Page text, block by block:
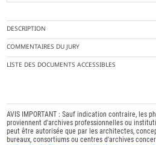
DESCRIPTION
COMMENTAIRES DU JURY
LISTE DES DOCUMENTS ACCESSIBLES
AVIS IMPORTANT : Sauf indication contraire, les
proviennent d'archives professionnelles ou
peut être autorisée que par les architectes,
bureaux, consortiums ou centres d'archives